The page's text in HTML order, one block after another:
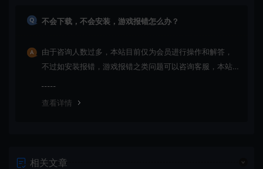
不会下载，不会安装，游戏报错怎么办？
由于咨询人数过多，本站目前仅为会员进行操作和解答，
不过如安装报错，游戏报错之类问题可以咨询客服，本站
查看详情
相关文章